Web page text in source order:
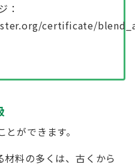
：
certificate/
ができます。
材料の多くは、古くから